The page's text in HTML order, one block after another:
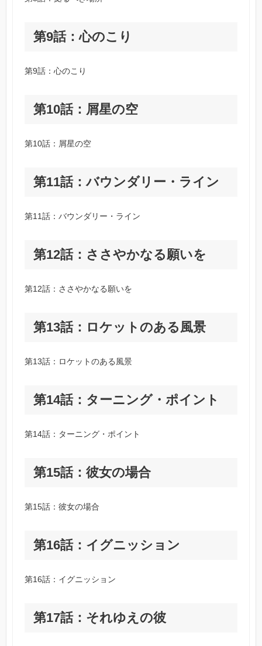
第9話：心のこり
第9話：心のこり
第10話：屑星の空
第10話：屑星の空
第11話：バウンダリー・ライン
第11話：バウンダリー・ライン
第12話：ささやかなる願いを
第12話：ささやかなる願いを
第13話：ロケットのある風景
第13話：ロケットのある風景
第14話：ターニング・ポイント
第14話：ターニング・ポイント
第15話：彼女の場合
第15話：彼女の場合
第16話：イグニッション
第16話：イグニッション
第17話：それゆえの彼